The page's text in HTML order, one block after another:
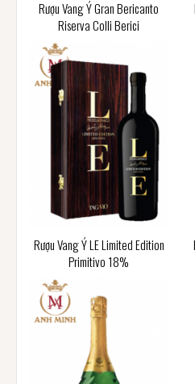
Rượu Vang Ý Gran Bericanto
Riserva Colli Berici
Rượu Vang Ý LE Limited Edition
Primitivo 18%